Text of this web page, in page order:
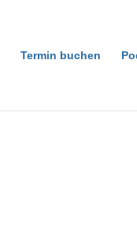
Termin buchen